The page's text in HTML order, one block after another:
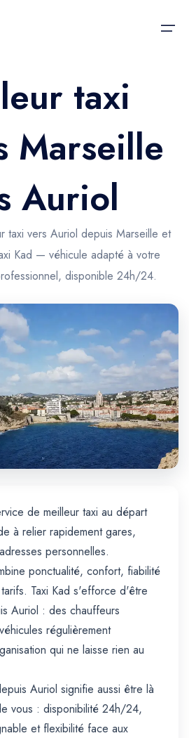
taxi
Marseille
Auriol
taxi vers Auriol depuis Marseille et
Kad — véhicule adapté à votre
disponible 24h/24.
de meilleur taxi au départ
à relier rapidement gares,
personnelles.
ponctualité, confort, fiabilité
Taxi Kad s'efforce d'être
Auriol : des chauffeurs
régulièrement
qui ne laisse rien au
Auriol signifie aussi être là
vous : disponibilité 24h/24,
et flexibilité face aux